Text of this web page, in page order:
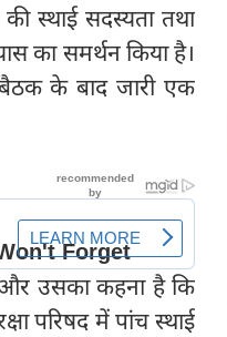
स्थाई सदस्यता तथा
का समर्थन किया है।
बैठक के बाद जारी एक
और उसका कहना है कि
परिषद में पांच स्थाई